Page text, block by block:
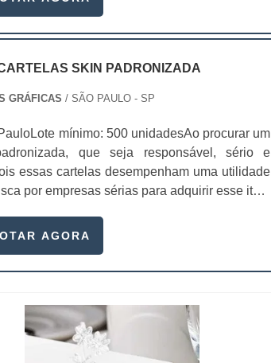
SKIN PADRONIZADA
GRÁFICAS / SÃO PAULO - SP
mínimo: 500 unidadesAo procurar um
que seja responsável, sério e
essas cartelas desempenham uma utilidade
por empresas sérias para adquirir esse item
fabricação das cart...
AGORA